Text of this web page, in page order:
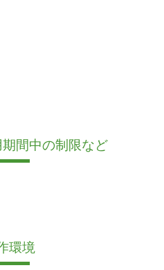
間中の制限など
環境